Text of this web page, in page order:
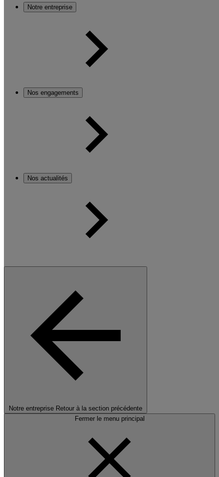
Notre entreprise
Nos engagements
Nos actualités
Notre entreprise Retour à la section précédente
Fermer le menu principal